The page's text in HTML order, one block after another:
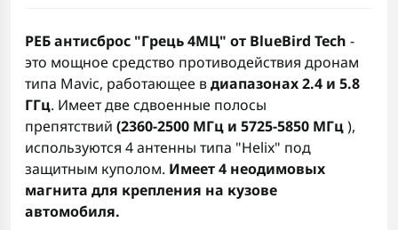
РЕБ антисброс "Грець 4МЦ" от BlueBird Tech -
это мощное средство противодействия дронам
типа Mavic, работающее вдиапазонах 2.4 и 5.8
ГГц. Имеет две сдвоенные полосы
препятствий (2360-2500 МГц и 5725-5850 МГц),
используются 4 антенны типа "Helix" под
защитным куполом. Имеет 4 неодимовых
магнита для крепления на кузове
автомобиля.